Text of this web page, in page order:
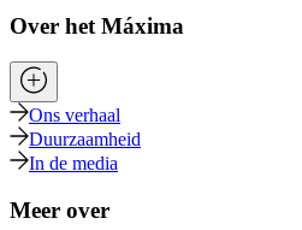
Over het Máxima
Ons verhaal
Duurzaamheid
In de media
Meer over